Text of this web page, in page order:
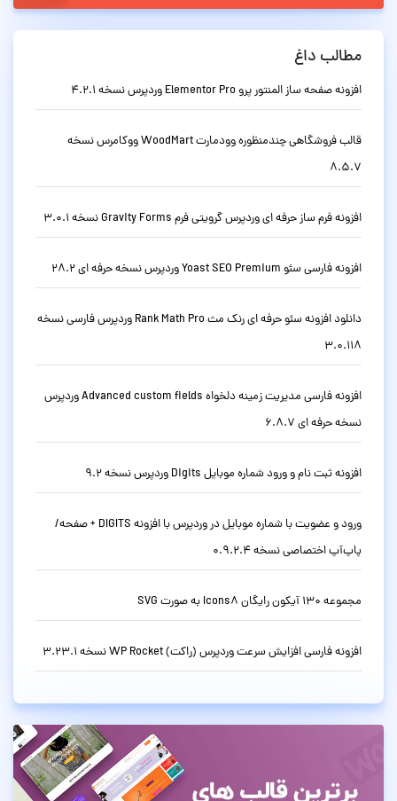
مطالب داغ
افزونه صفحه ساز المنتور پرو Elementor Pro وردپرس نسخه 4.2.1
قالب فروشگاهی چندمنظوره وودمارت WoodMart ووکامرس نسخه
8.5.7
افزونه فرم ساز حرفه ای وردپرس گرویتی فرم Gravity Forms نسخه 3.0.1
افزونه فارسی سئو Yoast SEO Premium وردپرس نسخه حرفه ای 28.2
دانلود افزونه سئو حرفه ای رنک مث Rank Math Pro وردپرس فارسی نسخه
3.0.118
افزونه فارسی مدیریت زمینه دلخواه Advanced custom fields وردپرس
نسخه حرفه ای 6.8.7
افزونه ثبت نام و ورود شماره موبایل Digits وردپرس نسخه 9.2
ورود و عضویت با شماره موبایل در وردپرس با افزونه DIGITS + صفحه/
پاپ‌آپ اختصاصی نسخه 0.9.2.4
مجموعه 130 آیکون رایگان Icons8 به صورت SVG
افزونه فارسی افزایش سرعت وردپرس (راکت) WP Rocket نسخه 3.23.1